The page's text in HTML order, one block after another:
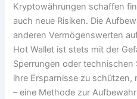
Kryptowährungen schaffen
auch neue Risiken. Die
anderen Vermögenswerten
Hot Wallet ist stets mit der
Sperrungen oder
ihre Ersparnisse zu schützen,
– eine Methode zur